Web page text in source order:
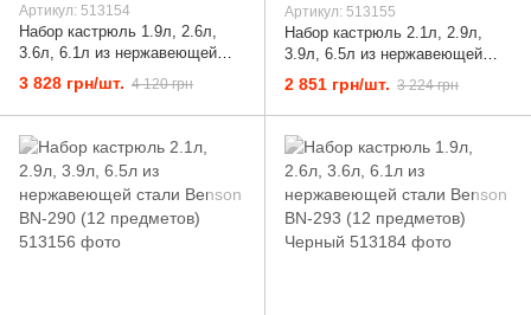
Артикул: 513154
Набор кастрюль 1.9л, 2.6л,
3.6л, 6.1л из нержавеющей
стали Benson BN-294 (12
предметов) Красный
3 828 грн/шт. 4 120 грн
Артикул: 513155
Набор кастрюль 2.1л, 2.9л,
3.9л, 6.5л из нержавеющей
стали Benson BN-193 (12
предметов)
2 851 грн/шт. 3 224 грн